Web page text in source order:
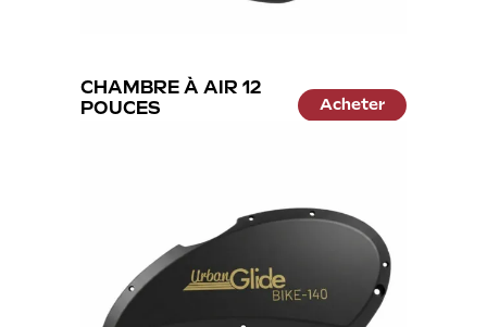
CHAMBRE À AIR 12
POUCES
Acheter